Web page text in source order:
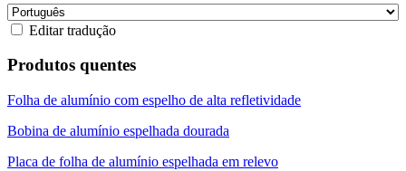
Editar tradução
Produtos quentes
Folha de alumínio com espelho de alta refletividade
Bobina de alumínio espelhada dourada
Placa de folha de alumínio espelhada em relevo